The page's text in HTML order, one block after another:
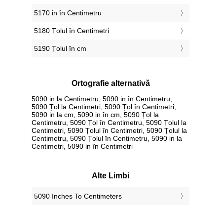
5170 in în Centimetru
5180 Țolul în Centimetri
5190 Țolul în cm
Ortografie alternativă
5090 in la Centimetru, 5090 in în Centimetru,
5090 Țol la Centimetri, 5090 Țol în Centimetri,
5090 in la cm, 5090 in în cm, 5090 Țol la
Centimetru, 5090 Țol în Centimetru, 5090 Țolul la
Centimetri, 5090 Țolul în Centimetri, 5090 Țolul la
Centimetru, 5090 Țolul în Centimetru, 5090 in la
Centimetri, 5090 in în Centimetri
Alte Limbi
‎5090 Inches To Centimeters